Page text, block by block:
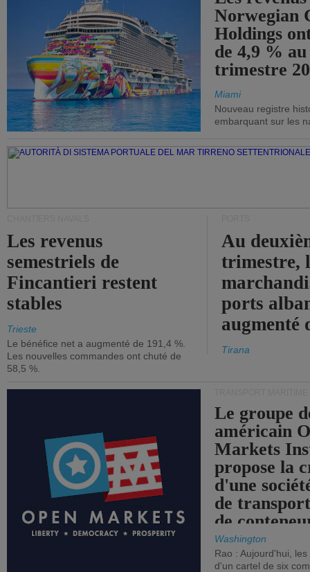
Norwegian
Holdings
de 4,9 %
trimestre
Miami
Nouveau registre
embarquant sur les
Les revenus
semestriels de
Fincantieri restent
stables
Trieste
Le bénéfice net a augmenté de 191,4 %.
Les nouvelles commandes ont chuté de
58,5 %.
Au
trimestre,
ports
augmenté
Tirana
Le groupe
américain
Markets
propose la
d'une
de
de
Washington
Rao : Aujourd'hui,
d'un cartel de six